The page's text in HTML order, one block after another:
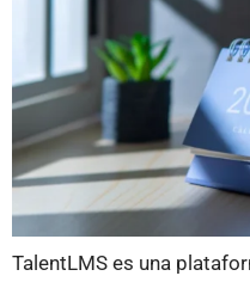
TalentLMS es una